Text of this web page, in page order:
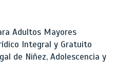
Adultos Mayores
Integral y Gratuito
de Niñez, Adolescencia y